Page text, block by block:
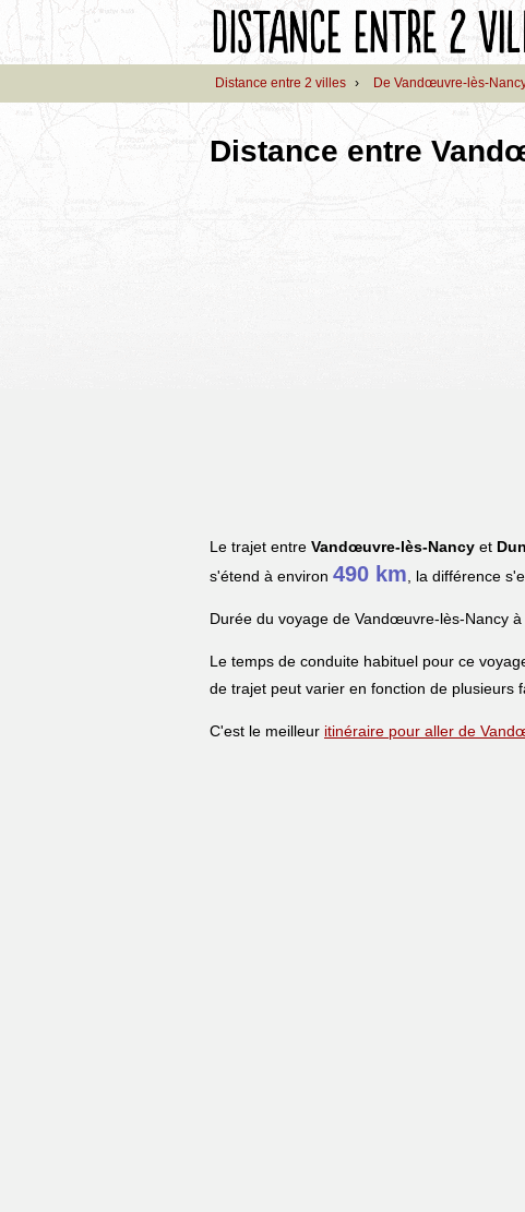
Distance entre 2 villes › De Vandœuvre-lès-
Distance entre
Le trajet entre Vandœuvre-lès-Nancy et
s'étend à environ 490 km , la différence
Durée du voyage de Vandœuvre-lès-Nancy à
Le temps de conduite habituel pour ce
de trajet peut varier en fonction de plusieurs
C'est le meilleur itinéraire pour aller de